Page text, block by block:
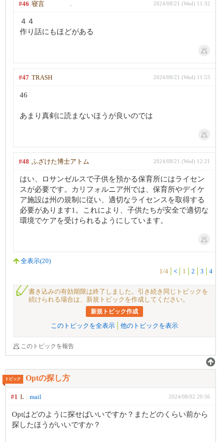
#46 寝言 . 2024/08/21 (Wed) 11:32
４４
作り話にもほどがある
#47 TRASH 2024/08/21 (Wed) 11:53
46
あまり真剣に読まないほうが良いのでは
#48 ふざけた博士アトム 2024/08/21 (Wed) 12:21
はい、ロサンゼルスで子供を預かる保育所にはライセン
スが必要です。カリフォルニア州では、保育所やデイケ
ア施設は州の規制に従い、適切なライセンスを取得する
必要があります1。これにより、子供たちが安全で適切な
環境でケアを受けられるようにしています。
全表示(20)
1/4
< 1 2 3 4
書き込みの有効期限は終了しました。引き続き同じトピックを
続けられる場合は、新規トピックを作成してください。
新規トピック作成
このトピックを全表示 他のトピックを表示
このトピックを報告
トピック Optの探し方
#1 L mail 2024/08/02 20:56
Optはどのように探せばいいですか？またどのくらい前から
探したほうがいいですか？